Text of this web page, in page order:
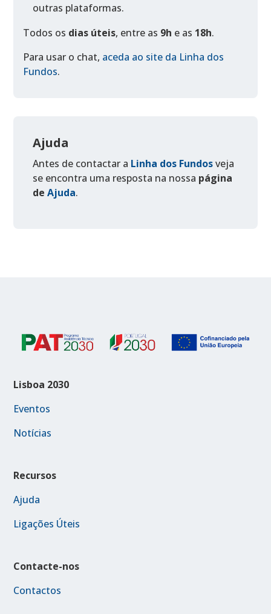
outras plataformas.
Todos os dias úteis, entre as 9h e as 18h.
Para usar o chat, aceda ao site da Linha dos
Fundos.
Ajuda
Antes de contactar a Linha dos Fundosveja
se encontra uma resposta na nossa página
deAjuda.
Lisboa 2030
Eventos
Notícias
Recursos
Ajuda
Ligações Úteis
Contacte-nos
Contactos